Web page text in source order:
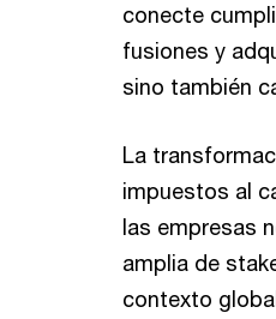
conecte
fusiones y
sino también
La
impuestos al
las empresas
amplia de
contexto